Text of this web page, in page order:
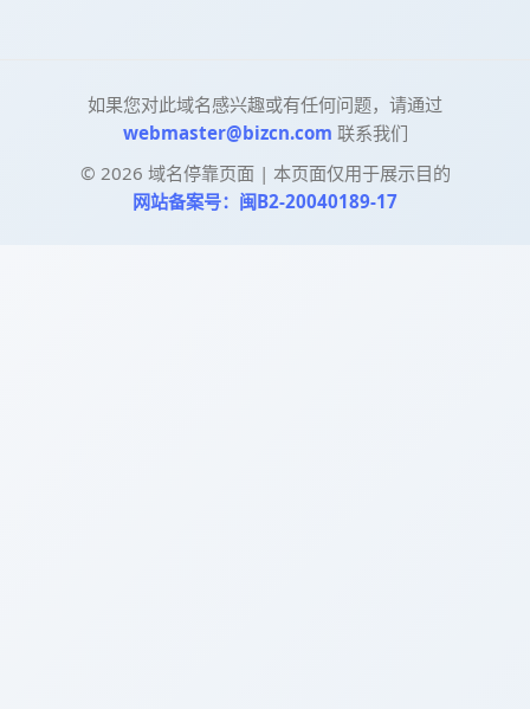
如果您对此域名感兴趣或有任何问题，请通过
webmaster@bizcn.com 联系我们
© 2026 域名停靠页面 | 本页面仅用于展示目的
网站备案号：闽B2-20040189-17